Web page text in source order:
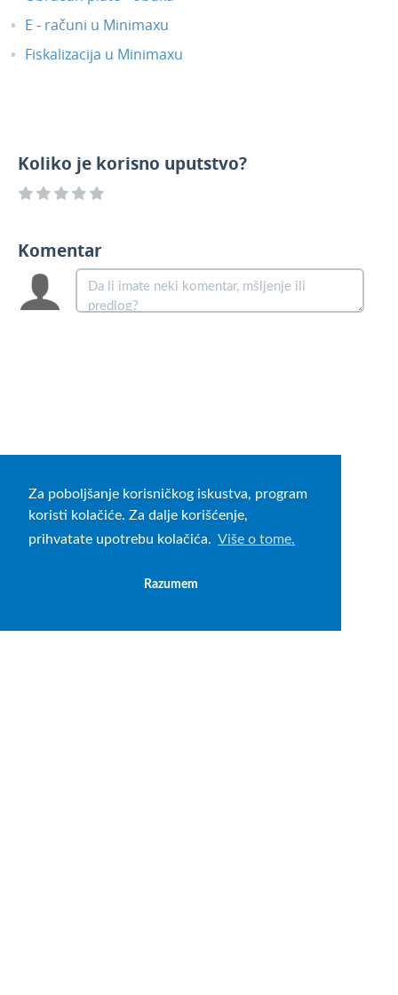
Za poboljšanje korisničkog iskustva, program
koristi kolačiće. Za dalje korišćenje,
prihvatate upotrebu kolačića. Više o tome.
Razumem
E - računi u Minimaxu
Fiskalizacija u Minimaxu
Koliko je korisno uputstvo?
Komentar